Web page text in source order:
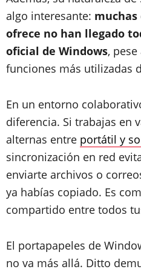
algo interesante: muchas
ofrece no han llegado
oficial de Windows,
funciones más utilizadas
En un entorno
diferencia. Si trabajas en
alternas entre portátil y
sincronización en red
enviarte archivos o
ya habías copiado. Es
compartido entre todos
El portapapeles de
no va más allá. Ditto